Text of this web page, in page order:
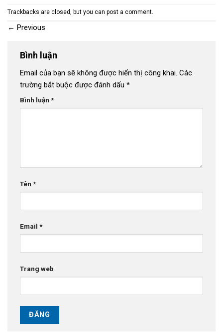
Trackbacks are closed, but you can post a comment.
← Previous
Bình luận
Email của bạn sẽ không được hiển thị công khai. Các
trường bắt buộc được đánh dấu *
Bình luận *
Tên *
Email *
Trang web